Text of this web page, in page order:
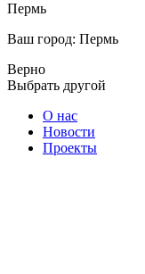
Пермь
Ваш город: Пермь
Верно
Выбрать другой
О нас
Новости
Проекты